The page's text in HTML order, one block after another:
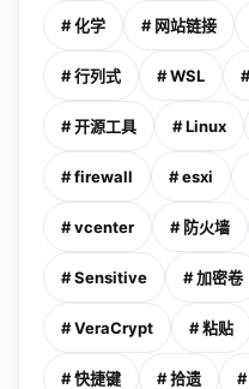
# 化学 # 网站链接
# 行列式 # WSL
# 开源工具 # Linux
# firewall # esxi
# vcenter # 防火墙
# Sensitive # 加密卷
# VeraCrypt # 粘贴
# 快捷键 # 拾遗 #